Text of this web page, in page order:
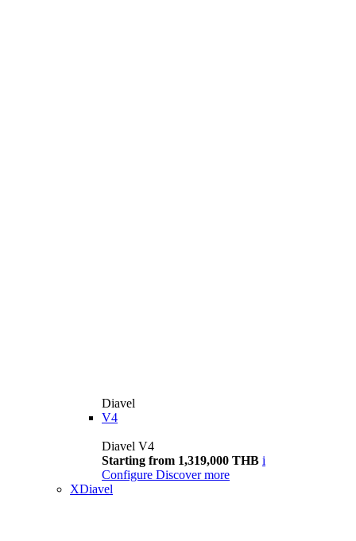
Diavel
V4
Diavel V4
Starting from 1,319,000 THB i
Configure Discover more
XDiavel